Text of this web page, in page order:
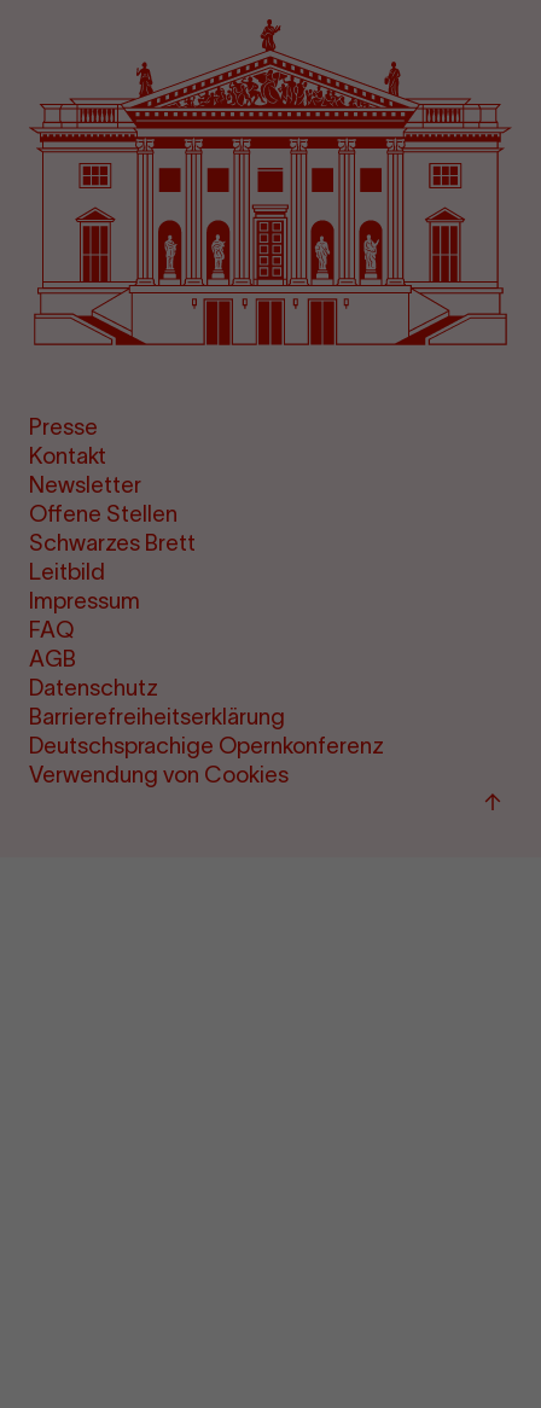
Presse
Kontakt
Newsletter
Offene Stellen
Schwarzes Brett
Leitbild
Impressum
FAQ
AGB
Datenschutz
Barrierefreiheitserklärung
Deutschsprachige Opernkonferenz
Verwendung von Cookies
Zum